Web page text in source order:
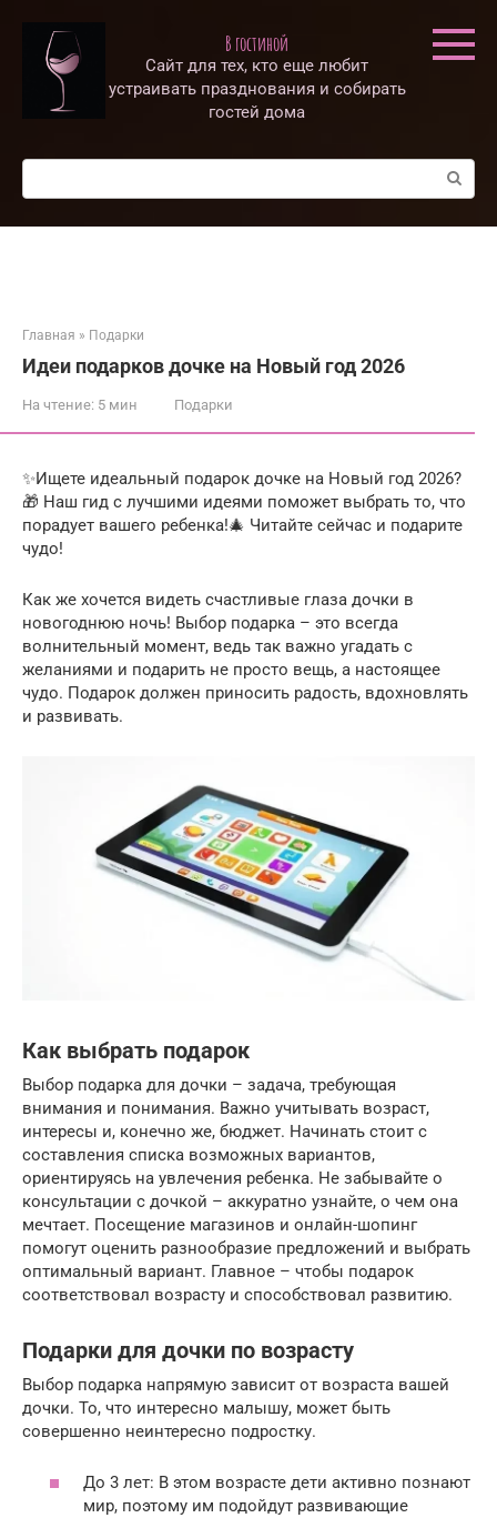
контенту
В гостиной
Сайт для тех, кто еще любит
устраивать празднования и собирать
гостей дома
Поиск:
Главная » Подарки
Идеи подарков дочке на Новый год 2026
На чтение: 5 мин Подарки
✨Ищете идеальный подарок дочке на Новый год 2026?
🎁 Наш гид с лучшими идеями поможет выбрать то, что
порадует вашего ребенка!🎄 Читайте сейчас и подарите
чудо!
Как же хочется видеть счастливые глаза дочки в
новогоднюю ночь! Выбор подарка – это всегда
волнительный момент, ведь так важно угадать с
желаниями и подарить не просто вещь, а настоящее
чудо. Подарок должен приносить радость, вдохновлять
и развивать.
Как выбрать подарок
Выбор подарка для дочки – задача, требующая
внимания и понимания. Важно учитывать возраст,
интересы и, конечно же, бюджет. Начинать стоит с
составления списка возможных вариантов,
ориентируясь на увлечения ребенка. Не забывайте о
консультации с дочкой – аккуратно узнайте, о чем она
мечтает. Посещение магазинов и онлайн-шопинг
помогут оценить разнообразие предложений и выбрать
оптимальный вариант. Главное – чтобы подарок
соответствовал возрасту и способствовал развитию.
Подарки для дочки по возрасту
Выбор подарка напрямую зависит от возраста вашей
дочки. То, что интересно малышу, может быть
совершенно неинтересно подростку.
До 3 лет: В этом возрасте дети активно познают
мир, поэтому им подойдут развивающие